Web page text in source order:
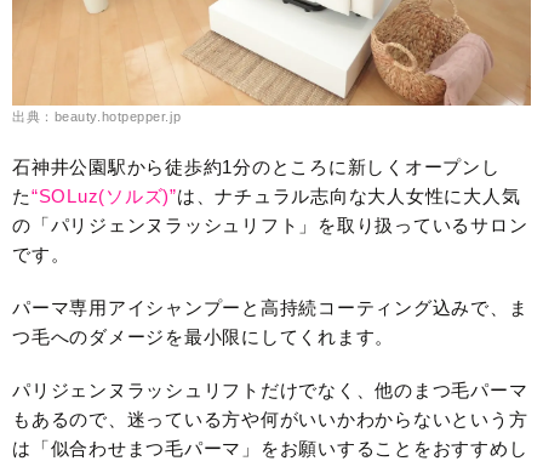
出典：beauty.hotpepper.jp
石神井公園駅から徒歩約1分のところに新しくオープンし
た“SOLuz(ソルズ)”は、ナチュラル志向な大人女性に大人気
の「パリジェンヌラッシュリフト」を取り扱っているサロン
です。
パーマ専用アイシャンプーと高持続コーティング込みで、ま
つ毛へのダメージを最小限にしてくれます。
パリジェンヌラッシュリフトだけでなく、他のまつ毛パーマ
もあるので、迷っている方や何がいいかわからないという方
は「似合わせまつ毛パーマ」をお願いすることをおすすめし